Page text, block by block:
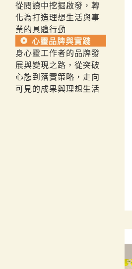
從閱讀中挖掘啟發，轉
化為打造理想生活與事
業的具體行動
心靈品牌與實踐
身心靈工作者的品牌發
展與變現之路，從突破
心態到落實策略，走向
可見的成果與理想生活